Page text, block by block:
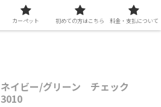
ネイビー/グリーン チェック
3010
カーペット 初めての方はこちら 料金・支払について